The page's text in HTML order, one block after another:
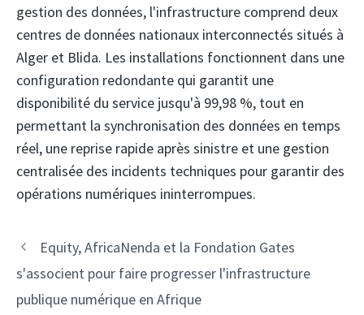
gestion des données, l'infrastructure comprend deux
centres de données nationaux interconnectés situés à
Alger et Blida. Les installations fonctionnent dans une
configuration redondante qui garantit une
disponibilité du service jusqu'à 99,98 %, tout en
permettant la synchronisation des données en temps
réel, une reprise rapide après sinistre et une gestion
centralisée des incidents techniques pour garantir des
opérations numériques ininterrompues.
Navigation
des
Equity, AfricaNenda et la Fondation Gates
s'associent pour faire progresser l'infrastructure
publique numérique en Afrique